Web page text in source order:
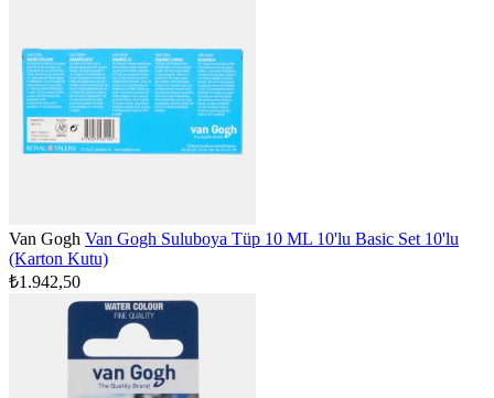
Van Gogh Van Gogh Suluboya Tüp 10 ML 10'lu Basic Set 10'lu
(Karton Kutu)
₺1.942,50